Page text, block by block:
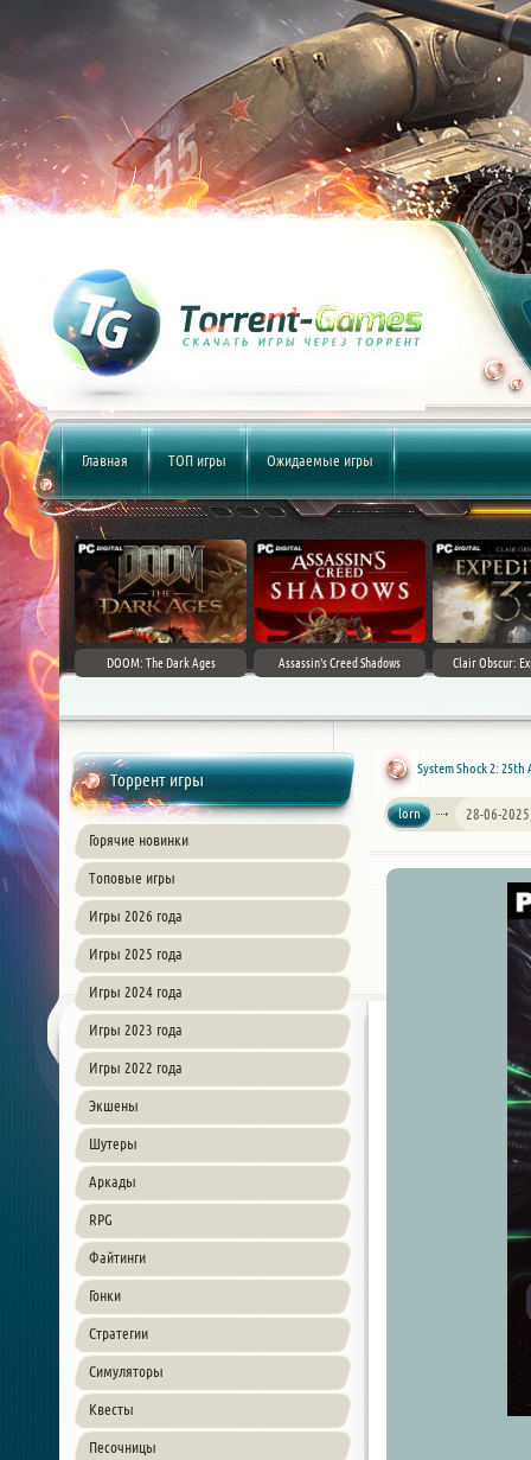
Главная ТОП игры Ожидаемые игры
DOOM: The Dark Ages Assassin's Creed Shadows Clair Obscur:
Торрент игры
Горячие новинки
Топовые игры
Игры 2026 года
Игры 2025 года
Игры 2024 года
Игры 2023 года
Игры 2022 года
Экшены
Шутеры
Аркады
RPG
Файтинги
Гонки
Стратегии
Симуляторы
Квесты
Песочницы
System Shock 2: 25th
lorn 28-06-